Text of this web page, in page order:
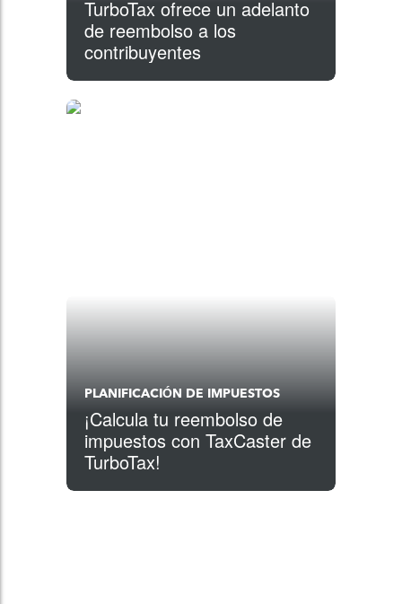
TurboTax ofrece un adelanto
de reembolso a los
contribuyentes
PLANIFICACIÓN DE IMPUESTOS
¡Calcula tu reembolso de
impuestos con TaxCaster de
TurboTax!